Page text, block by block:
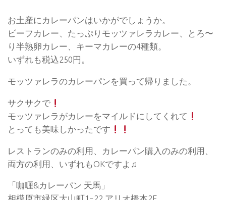
お土産にカレーパンはいかがでしょうか。
ビーフカレー、たっぷりモッツァレラカレー、とろ〜
り半熟卵カレー、キーマカレーの4種類。
いずれも税込250円。
モッツァレラのカレーパンを買って帰りました。
サクサクで
モッツァレラがカレーをマイルドにしてくれて
とっても美味しかったです
レストランのみの利用、カレーパン購入のみの利用、
両方の利用、いずれもOKですよ♫
「咖喱&カレーパン 天馬」